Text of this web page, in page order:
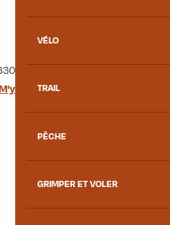
VÉLO
TRAIL
PÊCHE
GRIMPER ET VOLER
Albiez-Montrond
rendre